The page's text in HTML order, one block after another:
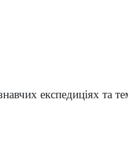
експедиціях та